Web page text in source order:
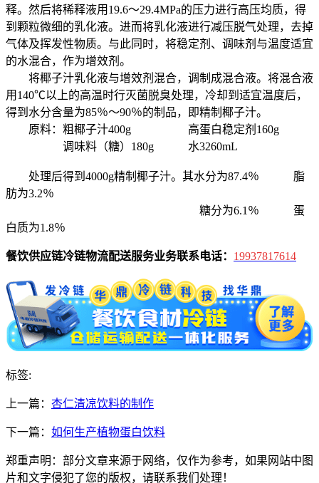
释。然后将稀释液用19.6～29.4MPa的压力进行高压均质，得
到颗粒微细的乳化液。进而将乳化液进行减压脱气处理，去掉
气体及挥发性物质。与此同时，将稳定剂、调味剂与温度适宜
的水混合，作为增效剂。
将椰子汁乳化液与增效剂混合，调制成混合液。将混合液
用140℃以上的高温时行灭菌脱臭处理，冷却到适宜温度后，
得到水分含量为85％～90％的制品，即精制椰子汁。
原料：粗椰子汁400g 高蛋白稳定剂160g
调味料（糖）180g 水3260mL
处理后得到4000g精制椰子汁。其水分为87.4％ 脂
肪为3.2％
糖分为6.1％ 蛋
白质为1.8％
餐饮供应链冷链物流配送服务业务联系电话： 19937817614
标签:
上一篇： 杏仁清凉饮料的制作
下一篇： 如何生产植物蛋白饮料
郑重声明：部分文章来源于网络，仅作为参考，如果网站中图
片和文字侵犯了您的版权，请联系我们处理！